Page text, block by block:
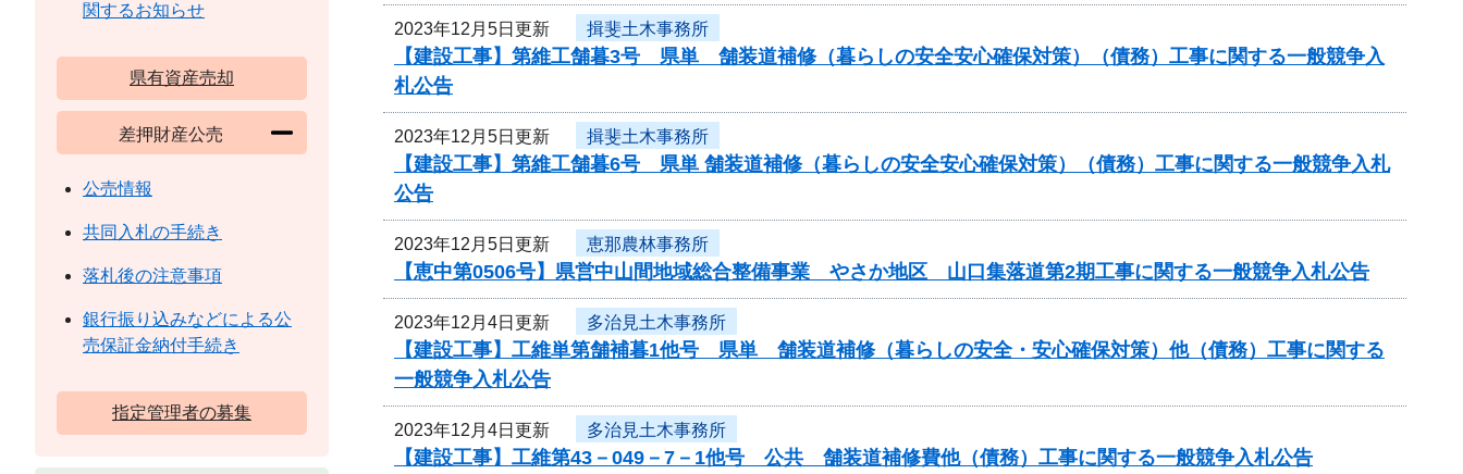
2023年12月5日更新 揖斐土木事務所
【建設工事】第維工舗暮3号 県単 舗装道補修（暮らしの安全安心確保対策）（債務）工事に関する一般競争入
札公告
2023年12月5日更新 揖斐土木事務所
【建設工事】第維工舗暮6号 県単 舗装道補修（暮らしの安全安心確保対策）（債務）工事に関する一般競争入札
公告
2023年12月5日更新 恵那農林事務所
【恵中第0506号】県営中山間地域総合整備事業 やさか地区 山口集落道第2期工事に関する一般競争入札公告
2023年12月4日更新 多治見土木事務所
【建設工事】工維単第舗補暮1他号 県単 舗装道補修（暮らしの安全・安心確保対策）他（債務）工事に関する
一般競争入札公告
2023年12月4日更新 多治見土木事務所
【建設工事】工維第43－049－7－1他号 公共 舗装道補修費他（債務）工事に関する一般競争入札公告
関するお知らせ
県有資産売却
差押財産公売
公売情報
共同入札の手続き
落札後の注意事項
銀行振り込みなどによる公
売保証金納付手続き
指定管理者の募集